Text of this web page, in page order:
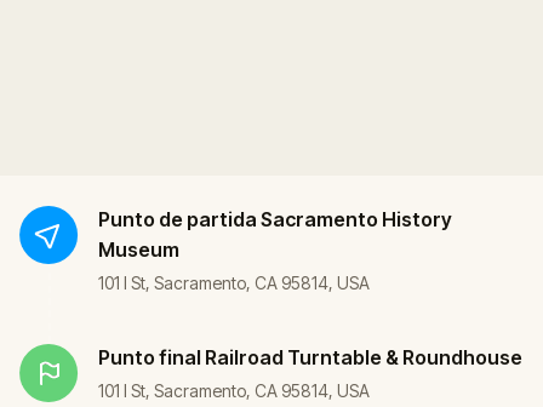
Punto de partida Sacramento History
Museum
101 I St, Sacramento, CA 95814, USA
Punto final Railroad Turntable & Roundhouse
101 I St, Sacramento, CA 95814, USA